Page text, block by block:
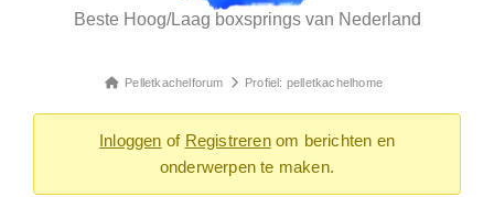
Beste Hoog/Laag boxsprings van Nederland
Pelletkachelforum Profiel: pelletkachelhome
Inloggen of Registrerenom berichten en
onderwerpen te maken.